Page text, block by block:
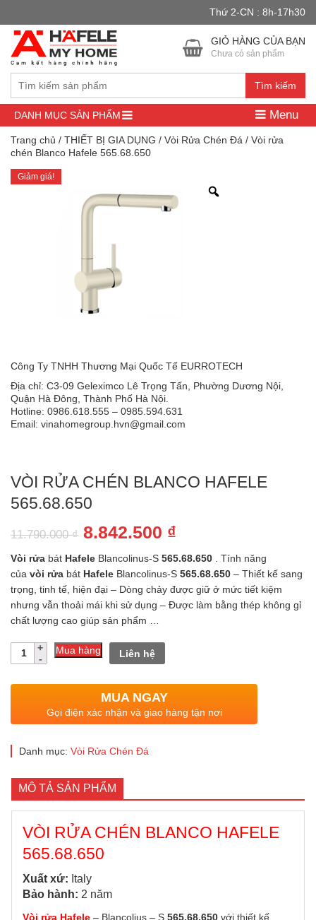
Thứ 2-CN : 8h-17h30
Tìm kiếm
GIỎ HÀNG CỦA BẠN
Chưa có sản phẩm
DANH MỤC SẢN PHẨM Menu
Trang chủ / THIẾT BỊ GIA DỤNG / Vòi Rửa Chén Đá / Vòi rửa
chén Blanco Hafele 565.68.650
Giảm giá!
Công Ty TNHH Thương Mại Quốc Tế EURROTECH
Địa chỉ: C3-09 Geleximco Lê Trọng Tấn, Phường Dương Nội,
Quận Hà Đông, Thành Phố Hà Nội.
Hotline: 0986.618.555 – 0985.594.631
Email: vinahomegroup.hvn@gmail.com
VÒI RỬA CHÉN BLANCO HAFELE
565.68.650
11.790.000₫ Giá
gốc
là:
11.790.000 ₫.
8.842.500 ₫
hiện
tại
là:
Vòi rửa bát Hafele Blancolinus-S 565.68.650 . Tính năng
của vòi rửa bát Hafele Blancolinus-S 565.68.650 – Thiết kế sang
trọng, tinh tế, hiện đại – Dòng chảy được giữ ở mức tiết kiệm
nhưng vẫn thoải mái khi sử dụng – Được làm bằng thép không gỉ
chất lượng cao giúp sản phẩm …
Số
lượng
Mua hàng Liên hệ
MUA NGAY
Gọi điện xác nhận và giao hàng tận nơi
Danh mục: Vòi Rửa Chén Đá
MÔ TẢ SẢN PHẨM
VÒI RỬA CHÉN BLANCO HAFELE
565.68.650
Xuất xứ: Italy
Bảo hành: 2 năm
Vòi rửa Hafele – Blancolius – S.565.68.650 với thiết kế
Đây là cửa hàng demo nhằm mục đích thử nghiệm — các đơn hàng
sẽ không có hiệu lực.